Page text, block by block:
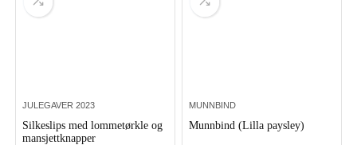
JULEGAVER 2023
Silkeslips med lommetørkle og
mansjettknapper
MUNNBIND
Munnbind (Lilla paysley)